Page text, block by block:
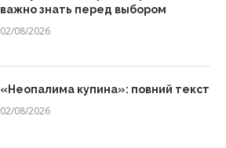
важно знать перед выбором
02/08/2026
«Неопалима купина»: повний текст
02/08/2026